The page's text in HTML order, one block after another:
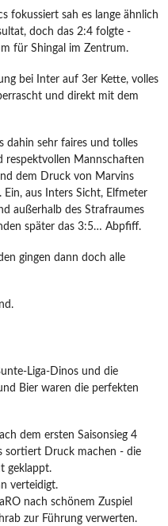
fokussiert sah es lange ähnlich
doch das 2:4 folgte -
für Shingal im Zentrum.
bei Inter auf 3er Kette, volles
und direkt mit dem
dahin sehr faires und tolles
respektvollen Mannschaften
dem Druck von Marvins
aus Inters Sicht, Elfmeter
außerhalb des Strafraumes
später das 3:5… Abpfiff.
gingen dann doch alle
Liga-Dinos und die
Bier waren die perfekten
dem ersten Saisonsieg 4
sortiert Druck machen - die
geklappt.
verteidigt.
nach schönem Zuspiel
zur Führung verwerten.